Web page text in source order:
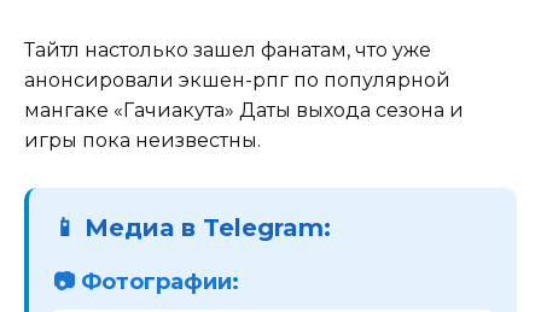
Тайтл настолько зашел фанатам, что уже
анонсировали экшен-рпг по популярной
мангаке «Гачиакута» Даты выхода сезона и
игры пока неизвестны.
📱 Медиа в Telegram:
📷 Фотографии: